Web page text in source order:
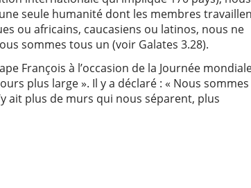
seule humanité dont les membres
ou africains, caucasiens ou latinos, nous ne
sommes tous un (voir Galates 3.28).
François à l’occasion de la Journée
plus large ». Il y a déclaré : « Nous sommes
ait plus de murs qui nous séparent, plus